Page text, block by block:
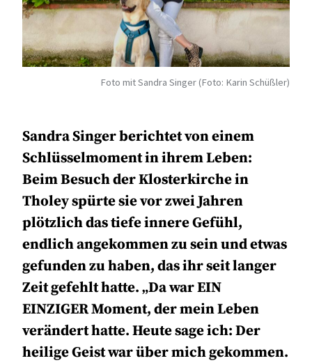
Foto mit Sandra Singer (Foto: Karin Schüßler)
Sandra Singer berichtet von einem
Schlüsselmoment in ihrem Leben:
Beim Besuch der Klosterkirche in
Tholey spürte sie vor zwei Jahren
plötzlich das tiefe innere Gefühl,
endlich angekommen zu sein und etwas
gefunden zu haben, das ihr seit langer
Zeit gefehlt hatte. „Da war EIN
EINZIGER Moment, der mein Leben
verändert hatte. Heute sage ich: Der
heilige Geist war über mich gekommen.